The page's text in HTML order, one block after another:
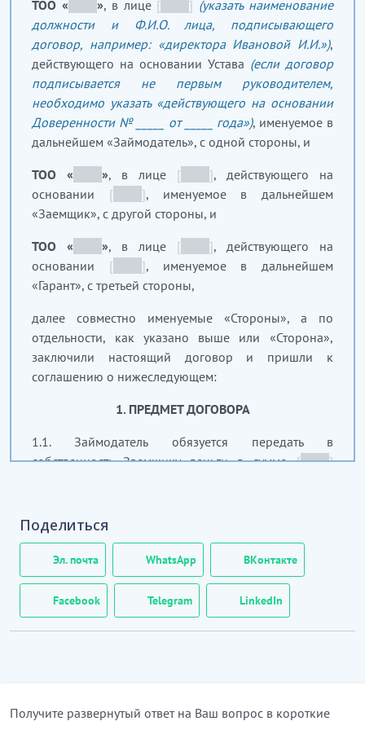
ТОО « », в лице [ ] (указать наименование
должности и Ф.И.О. лица, подписывающего
договор, например: «директора Ивановой И.И.»),
действующего на основании Устава (если договор
подписывается не первым руководителем,
необходимо указать «действующего на основании
Доверенности № _____ от _____ года»), именуемое в
дальнейшем «Займодатель», с одной стороны, и
ТОО « _____», в лице [ ], действующего на
основании [ ], именуемое в дальнейшем
«Заемщик», с другой стороны, и
ТОО « _____», в лице [ ], действующего на
основании [ ], именуемое в дальнейшем
«Гарант», с третьей стороны,
далее совместно именуемые «Стороны», а по
отдельности, как указано выше или «Сторона»,
заключили настоящий договор и пришли к
соглашению о нижеследующем:
1. ПРЕДМЕТ ДОГОВОРА
1.1. Займодатель обязуется передать в
собственность Заемщику деньги в сумме[_____]
такую же сумму денег в порядке и на условиях,
предусмотренных настоящим договором.
…………………………
[Скрытый текст. Полная версия доступна после
скачивания]
срок передачи суммы займа). Передача суммы
Поделиться
Эл. почта WhatsApp ВКонтакте
Facebook Telegram LinkedIn
Получите развернутый ответ на Ваш вопрос в короткие